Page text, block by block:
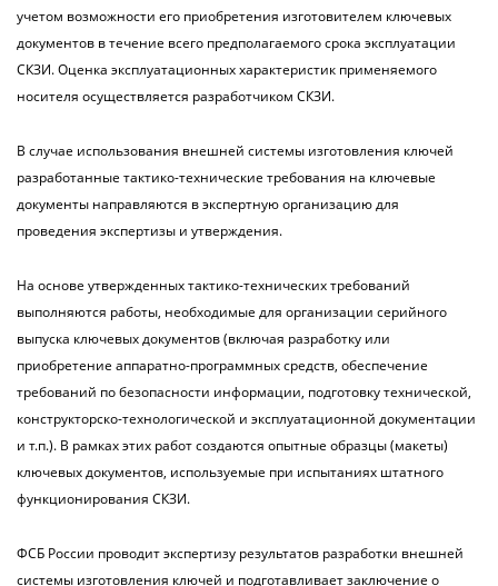
учетом возможности его приобретения изготовителем ключевых
документов в течение всего предполагаемого срока эксплуатации
СКЗИ. Оценка эксплуатационных характеристик применяемого
носителя осуществляется разработчиком СКЗИ.
В случае использования внешней системы изготовления ключей
разработанные тактико-технические требования на ключевые
документы направляются в экспертную организацию для
проведения экспертизы и утверждения.
На основе утвержденных тактико-технических требований
выполняются работы, необходимые для организации серийного
выпуска ключевых документов (включая разработку или
приобретение аппаратно-программных средств, обеспечение
требований по безопасности информации, подготовку технической,
конструкторско-технологической и эксплуатационной документации
и т.п.). В рамках этих работ создаются опытные образцы (макеты)
ключевых документов, используемые при испытаниях штатного
функционирования СКЗИ.
ФСБ России проводит экспертизу результатов разработки внешней
системы изготовления ключей и подготавливает заключение о